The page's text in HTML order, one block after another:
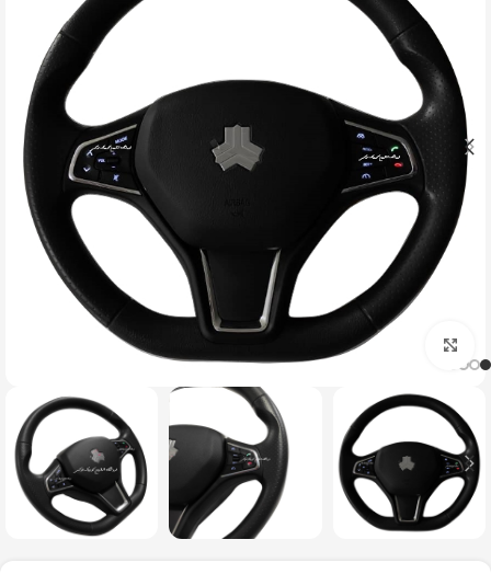
بزرگنمایی تصویر